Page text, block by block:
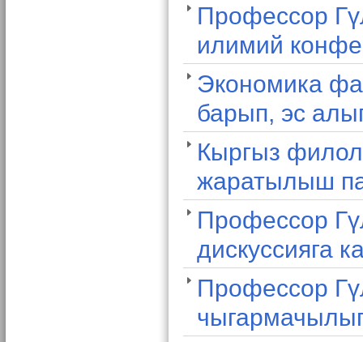
Профессор
илимий
Экономика
барып, эс
Кыргыз
жаратылыш
Профессор
дискуссияга
Профессор